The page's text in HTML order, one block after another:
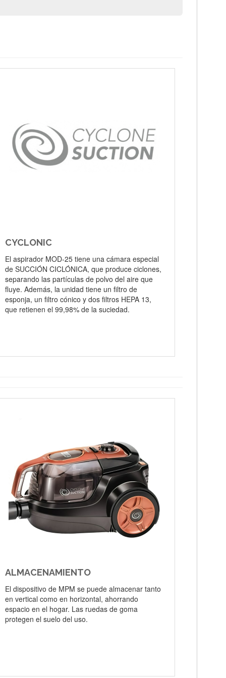
CYCLONIC
El aspirador MOD-25 tiene una cámara especial
de SUCCIÓN CICLÓNICA, que produce ciclones,
separando las partículas de polvo del aire que
fluye. Además, la unidad tiene un filtro de
esponja, un filtro cónico y dos filtros HEPA 13,
que retienen el 99,98% de la suciedad.
ALMACENAMIENTO
El dispositivo de MPM se puede almacenar tanto
en vertical como en horizontal, ahorrando
espacio en el hogar. Las ruedas de goma
protegen el suelo del uso.